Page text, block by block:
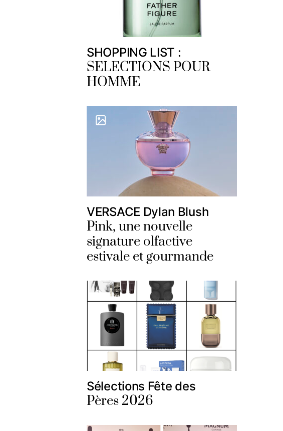
SHOPPING LIST :
SELECTIONS POUR
HOMME
VERSACE Dylan Blush
Pink, une nouvelle
signature olfactive
estivale et gourmande
Sélections Fête des
Pères 2026